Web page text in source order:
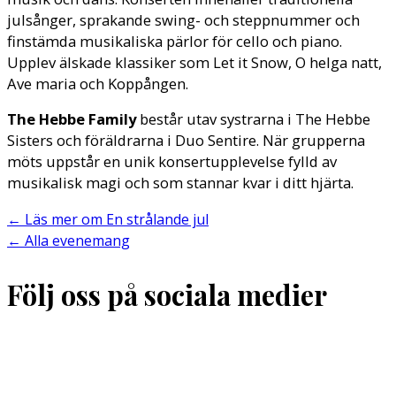
julsånger, sprakande swing- och steppnummer och
finstämda musikaliska pärlor för cello och piano.
Upplev älskade klassiker som Let it Snow, O helga natt,
Ave maria och Koppången.
The Hebbe Familybestår utav systrarna i The Hebbe
Sisters och föräldrarna i Duo Sentire. När grupperna
möts uppstår en unik konsertupplevelse fylld av
musikalisk magi och som stannar kvar i ditt hjärta.
← Läs mer om En strålande jul
← Alla evenemang
Följ oss på sociala medier